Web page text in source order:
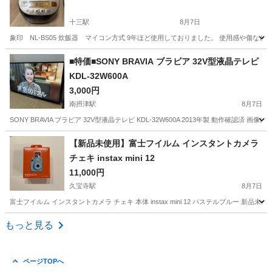
十三駅 8月7日
象印 NL-BS05 炊飯器 マイコン方式 9年ほど使用しておりました。 使用感や傷など
大阪 大阪市 十三駅
■特価■SONY BRAVIA ブラビア 32V型液晶テレビ
KDL-32W600A
3,000円
南摂津駅 8月7日
SONY BRAVIA ブラビア 32V型液晶テレビ KDL-32W600A 2013年製 動作確認済 画像
大阪 摂津市 南摂津駅 テレビ
【新品未使用】富士フイルム インスタントカメラ
チェキ instax mini 12
11,000円
久宝寺駅 8月7日
富士フイルム インスタントカメラ チェキ 本体 instax mini 12 パステルブルー 新品未使
大阪 八尾市
もっと見る
ページTOPへ